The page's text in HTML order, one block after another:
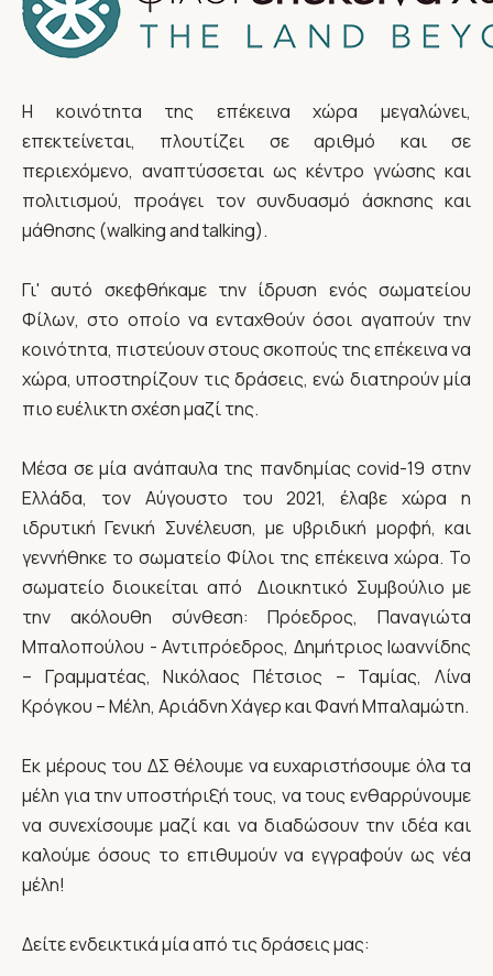
Η κοινότητα της επέκεινα χώρα μεγαλώνει,
επεκτείνεται, πλουτίζει σε αριθμό και σε
περιεχόμενο, αναπτύσσεται ως κέντρο γνώσης και
πολιτισμού, προάγει τον συνδυασμό άσκησης και
μάθησης (walking and talking).
Γι' αυτό σκεφθήκαμε την ίδρυση ενός σωματείου
Φίλων, στο οποίο να ενταχθούν όσοι αγαπούν την
κοινότητα, πιστεύουν στους σκοπούς της επέκεινα να
χώρα, υποστηρίζουν τις δράσεις, ενώ διατηρούν μία
πιο ευέλικτη σχέση μαζί της.
Μέσα σε μία ανάπαυλα της πανδημίας covid-19 στην
Ελλάδα, τον Αύγουστο του 2021, έλαβε χώρα η
ιδρυτική Γενική Συνέλευση, με υβριδική μορφή, και
γεννήθηκε το σωματείο Φίλοι της επέκεινα χώρα. Το
σωματείο διοικείται από Διοικητικό Συμβούλιο με
την ακόλουθη σύνθεση: Πρόεδρος, Παναγιώτα
Μπαλοπούλου - Αντιπρόεδρος, Δημήτριος Ιωαννίδης
– Γραμματέας, Νικόλαος Πέτσιος – Ταμίας, Λίνα
Κρόγκου – Μέλη, Αριάδνη Χάγερ και Φανή Μπαλαμώτη.
Εκ μέρους του ΔΣ θέλουμε να ευχαριστήσουμε όλα τα
μέλη για την υποστήριξή τους, να τους ενθαρρύνουμε
να συνεχίσουμε μαζί και να διαδώσουν την ιδέα και
καλούμε όσους το επιθυμούν να εγγραφούν ως νέα
μέλη!
Δείτε ενδεικτικά μία από τις δράσεις μας: